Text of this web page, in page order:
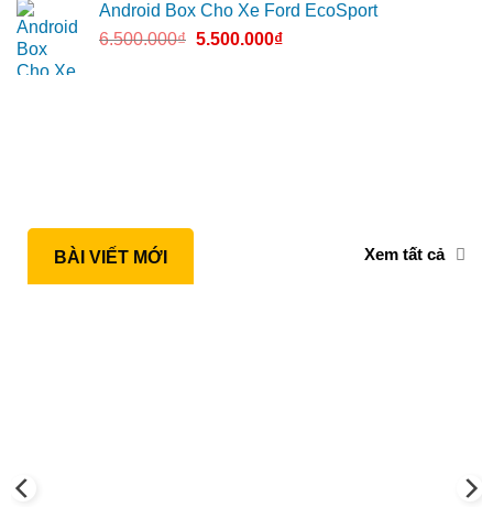
Android Box Cho Xe Ford EcoSport
6.500.000₫ 5.500.000₫
BÀI VIẾT MỚI Xem tất cả